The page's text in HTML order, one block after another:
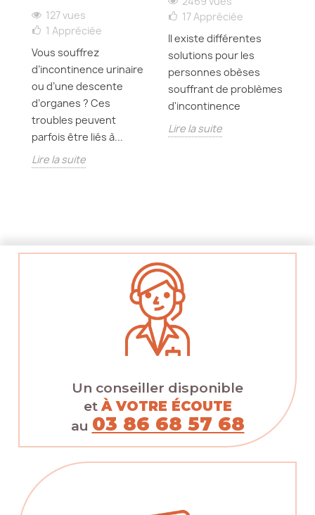
127 vues
1 Appréciée
Vous souffrez
d’incontinence urinaire
ou d’une descente
d’organes ? Ces
troubles peuvent
parfois être liés à...
Lire la suite
17Appréciée
Il existe différentes
solutions pour les
personnes obèses
souffrant de problèmes
d'incontinence
Lire la suite
Un conseiller disponible
etÀ VOTRE ÉCOUTE
au 03 86 68 57 68